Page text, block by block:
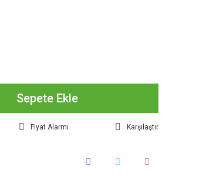
Sepete Ekle
Fiyat Alarmı Karşılaştır